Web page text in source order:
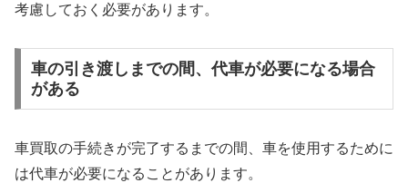
考慮しておく必要があります。
車の引き渡しまでの間、代車が必要になる場合
がある
車買取の手続きが完了するまでの間、車を使用するために
は代車が必要になることがあります。